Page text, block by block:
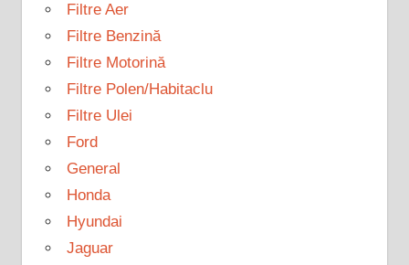
Filtre Aer
Filtre Benzină
Filtre Motorină
Filtre Polen/Habitaclu
Filtre Ulei
Ford
General
Honda
Hyundai
Jaguar